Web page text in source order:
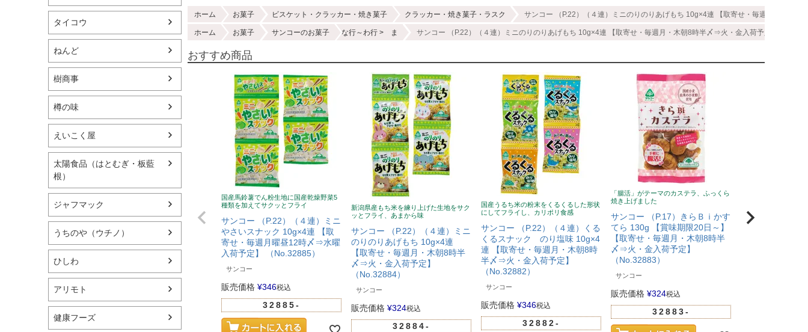
タイコウ
ねんど
樹商事
樽の味
えいこく屋
太陽食品（はとむぎ・板藍
根）
ジャフマック
うちのや（ウチノ）
ひしわ
アリモト
健康フーズ
ホーム お菓子 ビスケット・クラッカー・焼き菓子 クラッカー・焼き菓子・ラスク サンコー （P.22）（４連）ミニのりのりあげもち 10g×4連 【取寄せ・毎週月・木朝8
ホーム お菓子 サンコーのお菓子 な行～わ行 ま サンコー （P.22）（４連）ミニのりのりあげもち 10g×4連 【取寄せ・毎週月・木朝8時半〆⇒火・金入荷予定】 （
おすすめ商品
国産馬鈴薯でん粉生地に国産乾燥野菜5
種類を加えてサクッとフライ
サンコー （P.22）（４連）ミニ
やさいスナック 10g×4連 【取
寄せ・毎週月曜昼12時〆⇒水曜
入荷予定】 （No.32885）
サンコー
販売価格 ¥346税込
32885-
新潟県産もち米を練り上げた生地をサク
ッとフライ、あまから味
サンコー （P.22）（４連）ミニ
のりのりあげもち 10g×4連
【取寄せ・毎週月・木朝8時半
〆⇒火・金入荷予定】
（No.32884）
サンコー
販売価格 ¥324税込
32884-
国産うるち米の粉末をくるくるした形状
にしてフライし、カリポリ食感
サンコー （P.22）（４連）くる
くるスナック のり塩味 10g×4
連 【取寄せ・毎週月・木朝8時
半〆⇒火・金入荷予定】
（No.32882）
サンコー
販売価格 ¥346税込
32882-
「腸活」がテーマのカステラ、ふっくら
焼き上げました
サンコー （P.17）きらＢｉかす
てら 130g 【賞味期限20日～】
【取寄せ・毎週月・木朝8時半
〆⇒火・金入荷予定】
（No.32883）
サンコー
販売価格 ¥324税込
32883-